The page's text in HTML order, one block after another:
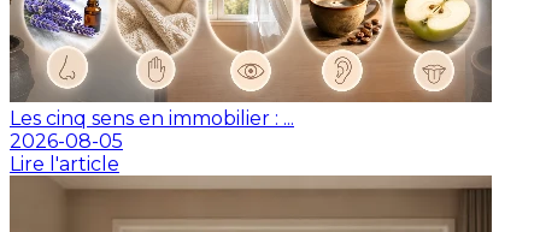
Les cinq sens en immobilier : ...
2026-08-05
Lire l'article